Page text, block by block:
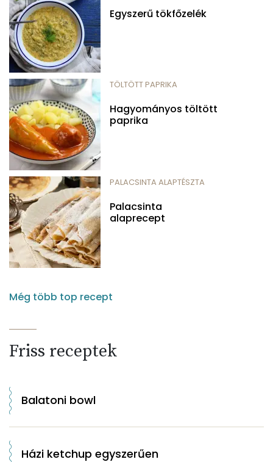
Egyszerű tökfőzelék
TÖLTÖTT PAPRIKA
Hagyományos töltött
paprika
PALACSINTA ALAPTÉSZTA
Palacsinta
alaprecept
Még több top recept
Friss receptek
Balatoni bowl
Házi ketchup egyszerűen